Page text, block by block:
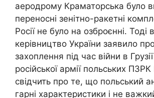
аеродрому Краматорська було
переносні зенітно-ракетні
Росії не було на озброєнні. Тоді
керівництво України заявило
захоплення під час війни в
російської армії польських
свідчить про те, що польський
гарні характеристики і не